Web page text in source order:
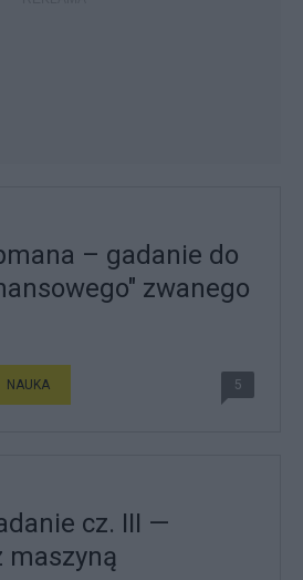
– gadanie do
zwanego
NAUKA 5
cz. III —
maszyną